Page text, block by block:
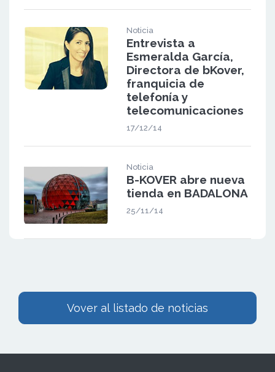
Noticia
Entrevista a
Esmeralda García,
Directora de bKover,
franquicia de
telefonía y
telecomunicaciones
17/12/14
Noticia
B-KOVER abre nueva
tienda en BADALONA
25/11/14
Vover al listado de noticias